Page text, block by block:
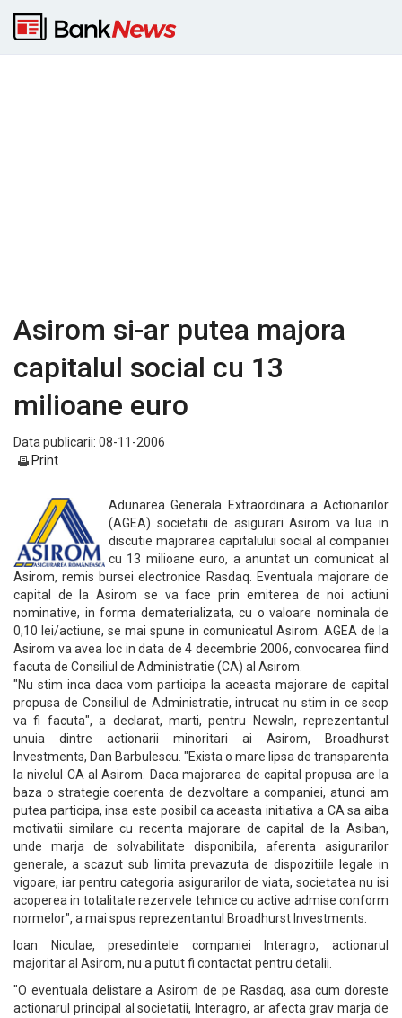
Asirom si-ar putea majora
capitalul social cu 13
milioane euro
Data publicarii: 08-11-2006
Print
Adunarea Generala Extraordinara a Actionarilor
(AGEA) societatii de asigurari Asirom va lua in
discutie majorarea capitalului social al companiei
cu 13 milioane euro, a anuntat un comunicat al
Asirom, remis bursei electronice Rasdaq. Eventuala majorare de
capital de la Asirom se va face prin emiterea de noi actiuni
nominative, in forma dematerializata, cu o valoare nominala de
0,10 lei/actiune, se mai spune in comunicatul Asirom. AGEA de la
Asirom va avea loc in data de 4 decembrie 2006, convocarea fiind
facuta de Consiliul de Administratie (CA) al Asirom.
"Nu stim inca daca vom participa la aceasta majorare de capital
propusa de Consiliul de Administratie, intrucat nu stim in ce scop
va fi facuta", a declarat, marti, pentru NewsIn, reprezentantul
unuia dintre actionarii minoritari ai Asirom, Broadhurst
Investments, Dan Barbulescu. "Exista o mare lipsa de transparenta
la nivelul CA al Asirom. Daca majorarea de capital propusa are la
baza o strategie coerenta de dezvoltare a companiei, atunci am
putea participa, insa este posibil ca aceasta initiativa a CA sa aiba
motivatii similare cu recenta majorare de capital de la Asiban,
unde marja de solvabilitate disponibila, aferenta asigurarilor
generale, a scazut sub limita prevazuta de dispozitiile legale in
vigoare, iar pentru categoria asigurarilor de viata, societatea nu isi
acoperea in totalitate rezervele tehnice cu active admise conform
normelor", a mai spus reprezentantul Broadhurst Investments.
Ioan Niculae, presedintele companiei Interagro, actionarul
majoritar al Asirom, nu a putut fi contactat pentru detalii.
"O eventuala delistare a Asirom de pe Rasdaq, asa cum doreste
actionarul principal al societatii, Interagro, ar afecta grav marja de